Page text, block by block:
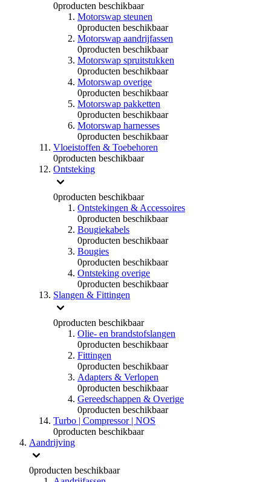
0producten beschikbaar
Motorswap steunen
0producten beschikbaar
Motorswap aandrijfassen
0producten beschikbaar
Motorswap spruitstukken
0producten beschikbaar
Motorswap overige
0producten beschikbaar
Motorswap pakketten
0producten beschikbaar
Motorswap harnesses
0producten beschikbaar
Vloeistoffen & Toebehoren
0producten beschikbaar
Ontsteking
0producten beschikbaar
Ontstekingen & Accessoires
0producten beschikbaar
Bougiekabels
0producten beschikbaar
Bougies
0producten beschikbaar
Ontsteking overige
0producten beschikbaar
Slangen & Fittingen
0producten beschikbaar
Olie- en brandstofslangen
0producten beschikbaar
Fittingen
0producten beschikbaar
Adapters & Verlopen
0producten beschikbaar
Gereedschappen & Overige
0producten beschikbaar
Turbo | Compressor | NOS
0producten beschikbaar
Aandrijving
0producten beschikbaar